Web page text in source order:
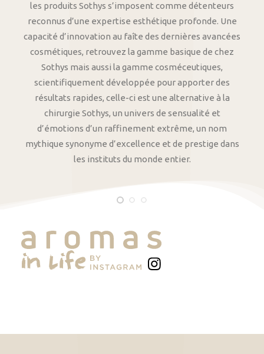
les produits Sothys s’imposent comme détenteurs
reconnus d’une expertise esthétique profonde. Une
capacité d’innovation au faîte des dernières avancées
cosmétiques, retrouvez la gamme basique de chez
Sothys mais aussi la gamme cosméceutiques,
scientifiquement développée pour apporter des
résultats rapides, celle-ci est une alternative à la
chirurgie Sothys, un univers de sensualité et
d’émotions d’un raffinement extrême, un nom
mythique synonyme d’excellence et de prestige dans
les instituts du monde entier.